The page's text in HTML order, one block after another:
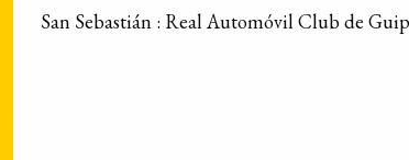
San Sebastián : Real Automóvil Club de